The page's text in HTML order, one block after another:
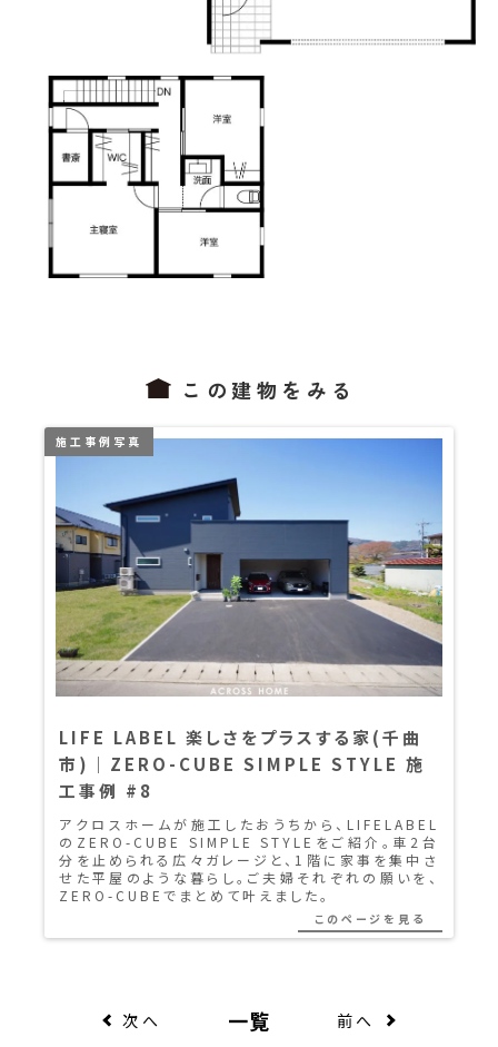
この建物をみる
LIFE LABEL 楽しさをプラスする家(千曲
市)｜ZERO-CUBE SIMPLE STYLE 施
工事例 #8
アクロスホームが施工したおうちから、LIFELABEL
のZERO-CUBE SIMPLE STYLEをご紹介。車2台
分を止められる広々ガレージと、1階に家事を集中さ
せた平屋のような暮らし。ご夫婦それぞれの願いを、
ZERO-CUBEでまとめて叶えました。
このページを見る
次へ 一覧 前へ